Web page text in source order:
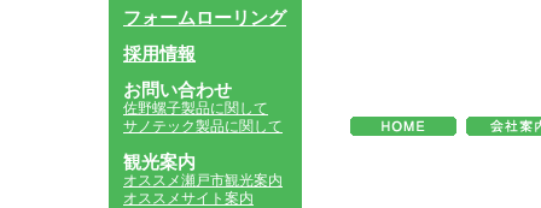
フォームローリング
採用情報
お問い合わせ
佐野螺子製品に関して
サノテック製品に関して
観光案内
オススメ瀬戸市観光案内
オススメサイト案内